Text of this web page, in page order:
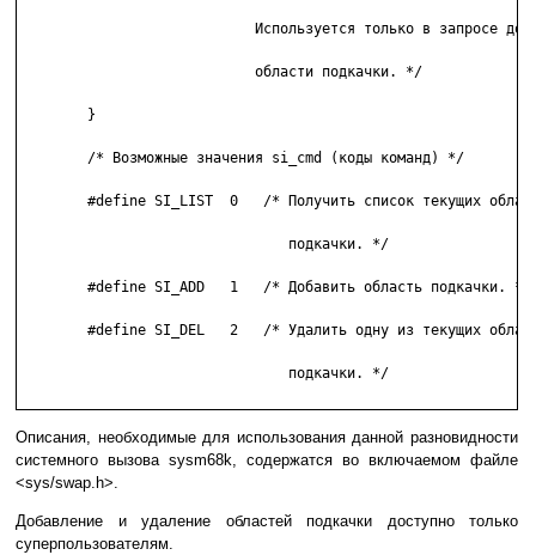
Используется только в запросе
                            области подкачки. */
        }
        /* Возможные значения si_cmd (коды команд) */
#define SI_LIST  0   /* Получить список текущих
                                подкачки. */
        #define SI_ADD   1   /* Добавить область подкачки. */
#define SI_DEL   2   /* Удалить одну из текущих
                                подкачки. */
Описания, необходимые для использования данной разновидности
системного вызова sysm68k, содержатся во включаемом файле
<sys/swap.h>.
Добавление и удаление областей подкачки доступно только
суперпользователям.